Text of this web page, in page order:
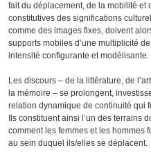
fait du déplacement, de la mobilité et
constitutives des significations
comme des images fixes, doivent
supports mobiles d’une multiplicité
intensité configurante et modélisante.
Les discours – de la littérature, de
la mémoire – se prolongent,
relation dynamique de continuité qui
Ils constituent ainsi l’un des terrains
comment les femmes et les hommes
au sein duquel ils/elles se déplacent.